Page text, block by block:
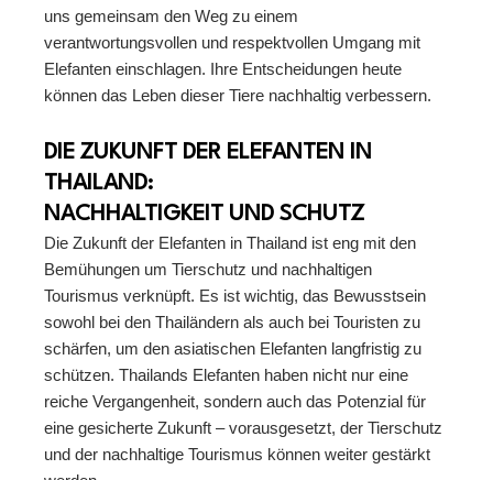
uns gemeinsam den Weg zu einem
verantwortungsvollen und respektvollen Umgang mit
Elefanten einschlagen. Ihre Entscheidungen heute
können das Leben dieser Tiere nachhaltig verbessern.
DIE ZUKUNFT DER ELEFANTEN IN
THAILAND:
NACHHALTIGKEIT UND SCHUTZ
Die Zukunft der Elefanten in Thailand ist eng mit den
Bemühungen um Tierschutz und nachhaltigen
Tourismus verknüpft. Es ist wichtig, das Bewusstsein
sowohl bei den Thailändern als auch bei Touristen zu
schärfen, um den asiatischen Elefanten langfristig zu
schützen. Thailands Elefanten haben nicht nur eine
reiche Vergangenheit, sondern auch das Potenzial für
eine gesicherte Zukunft – vorausgesetzt, der Tierschutz
und der nachhaltige Tourismus können weiter gestärkt